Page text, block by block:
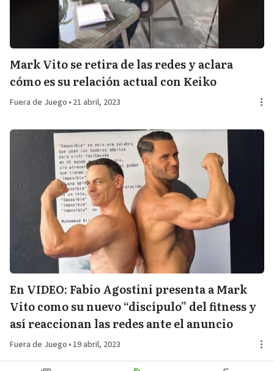
Mark Vito se retira de las redes y aclara
cómo es su relación actual con Keiko
Fuera de Juego • 21 abril, 2023
En VIDEO: Fabio Agostini presenta a Mark
Vito como su nuevo “discípulo” del fitness y
así reaccionan las redes ante el anuncio
Fuera de Juego • 19 abril, 2023